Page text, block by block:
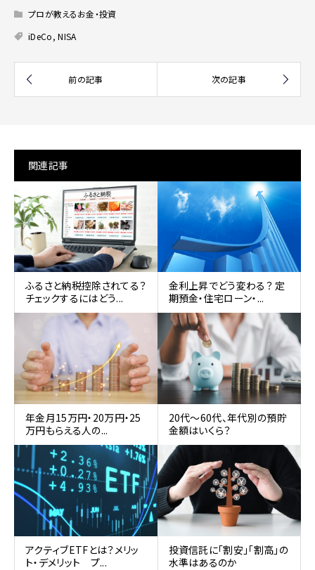
プロが教えるお金・投資
iDeCo,NISA
関連記事
ふるさと納税控除されてる？
チェックするにはどう...
金利上昇でどう変わる？ 定
期預金・住宅ローン・...
年金月15万円・20万円・25
万円もらえる人の...
20代〜60代、年代別の預貯
金額はいくら？
アクティブETFとは？メリッ
ト・デメリット プ...
​​投資信託に「割安」「割高」の
水準はあるのか